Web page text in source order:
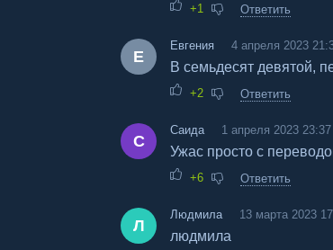
+1 Ответить
Е
Евгения 4 апреля 2023
В семьдесят девятой,
+2 Ответить
С
Саида 1 апреля 2023 23:37
Ужас просто с
+6 Ответить
Л
Людмила 13 марта 2023
людмила